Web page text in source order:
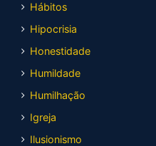
Hábitos
Hipocrisia
Honestidade
Humildade
Humilhação
Igreja
Ilusionismo